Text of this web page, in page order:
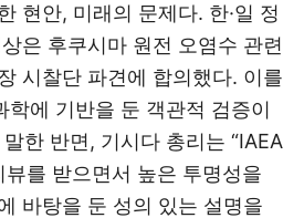
현안, 미래의 문제다. 한·일 정
은 후쿠시마 원전 오염수 관련
시찰단 파견에 합의했다. 이를
학에 기반을 둔 객관적 검증이
한 반면, 기시다 총리는 “IAEA
를 받으면서 높은 투명성을
바탕을 둔 성의 있는 설명을